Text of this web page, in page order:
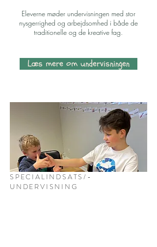
Eleverne møder undervisningen med stor
nysgerrighed og arbejdsomhed i både de
traditionelle og de kreative fag.
Læs mere om undervisningen
SPECIALINDSATS/-
UNDERVISNING